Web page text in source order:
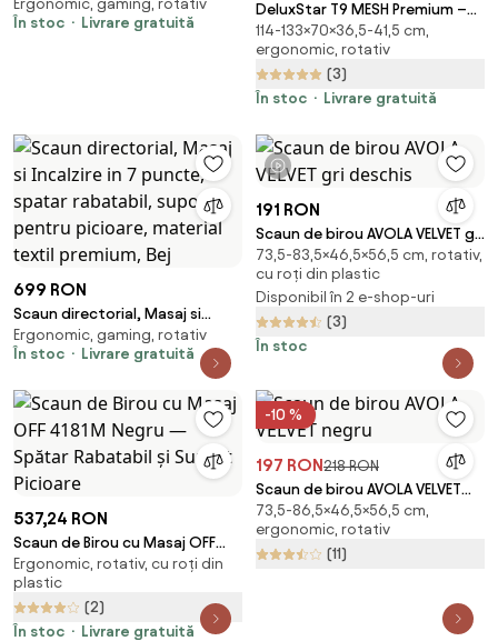
Lombar 3 Zone Dinamice,
Spătar ajustabil pe inaltime,
Ergonomic, gaming, rotativ
În stoc
Livrare gratuită
DeluxStar T9 MESH Premium –
Scaun Ergonomic, Cotiere 6D,
Suport Lombar Adaptiv, Spătar
Reglabil pe Înaltime în 5 poziții,
Mecanism Înclinare/Blocare,
114-133×70×36,5-41,5 cm,
ergonomic, rotativ
(3)
În stoc
Livrare gratuită
699 RON
Scaun directorial, Masaj si
Incalzire in 7 puncte, spatar
rabatabil, suport pentru
premium, Bej
Ergonomic, gaming, rotativ
În stoc
Livrare gratuită
1 videoclip
191 RON
Scaun de birou AVOLA VELVET gri
deschis
73,5-83,5×46,5×56,5 cm, rotativ,
cu roți din plastic
Disponibil în 2 e-shop-uri
(3)
În stoc
537,24 RON
Scaun de Birou cu Masaj OFF
4181M Negru — Spătar
Rabatabil și Suport Picioare
Ergonomic, rotativ, cu roți din
plastic
(2)
În stoc
Livrare gratuită
-10 %
197 RON218 RON
Scaun de birou AVOLA VELVET
negru
73,5-86,5×46,5×56,5 cm,
ergonomic, rotativ
(11)